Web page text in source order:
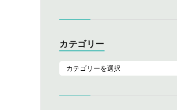
カテゴリー